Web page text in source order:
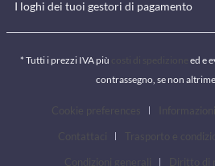
I loghi dei tuoi gestori di pagamento
* Tutti i prezzi IVA più
ed e
contrassegno, se non